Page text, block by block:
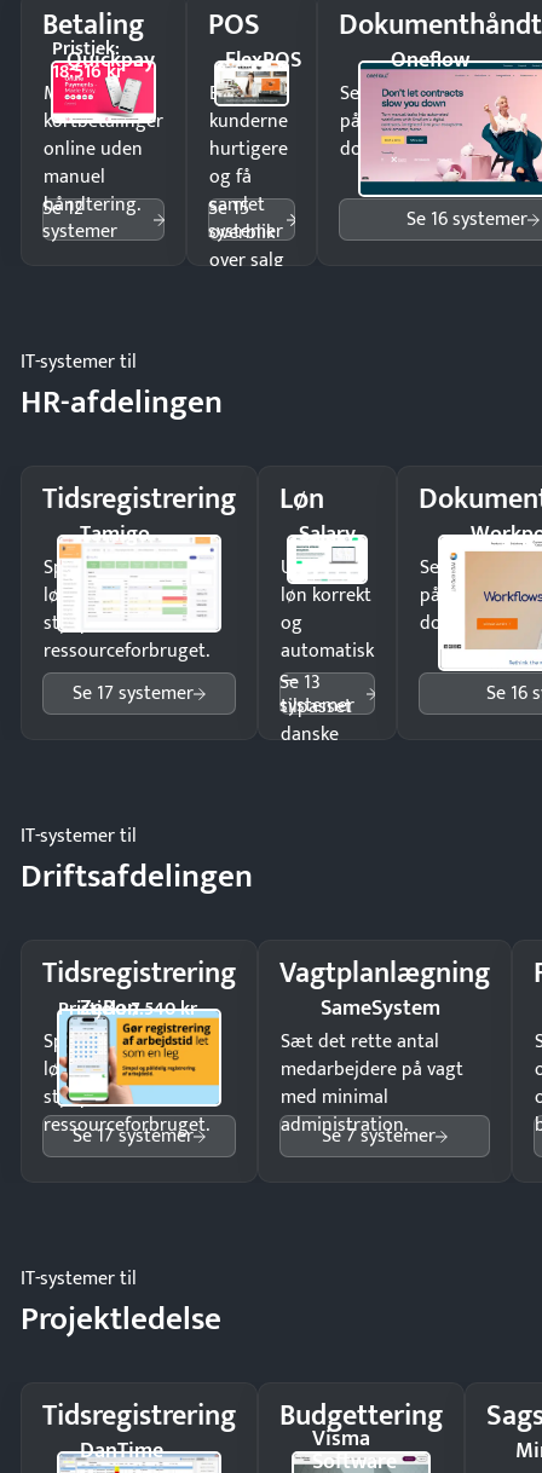
Betaling
Quickpay
Pristjek:
18.516 kr
Modtag
kortbetalinger
online uden
manuel
håndtering.
Se 12
systemer
POS
FlexPOS
Ekspedér
kunderne
hurtigere
og få
samlet
overblik
over salg
Se 15
systemer
Oneflow
Send kontrakter til
på minutter og mist
dokumenter.
Se 16 systemer
IT-systemer til
HR-afdelingen
Tidsregistrering
Tamigo
Spar tid på
lønberegning og få
styr på
ressourceforbruget.
Se 17 systemer
Løn
Salary
Udbetal
løn korrekt
og
automatisk
—
tilpasset
danske
Se 13
systemer
Send
på minutter
dokumenter.
Se 16
IT-systemer til
Driftsafdelingen
Tidsregistrering
ZeBon
Pristjek: 7.540 kr
Spar tid på
lønberegning og få
styr på
ressourceforbruget.
Se 17 systemer
Vagtplanlægning
SameSystem
Sæt det rette antal
medarbejdere på vagt
med minimal
administration.
Se 7 systemer
IT-systemer til
Projektledelse
Tidsregistrering
DanTime
Budgettering
Visma
Software